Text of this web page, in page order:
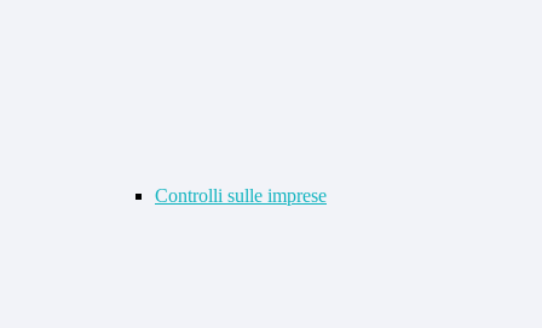
Controlli sulle imprese